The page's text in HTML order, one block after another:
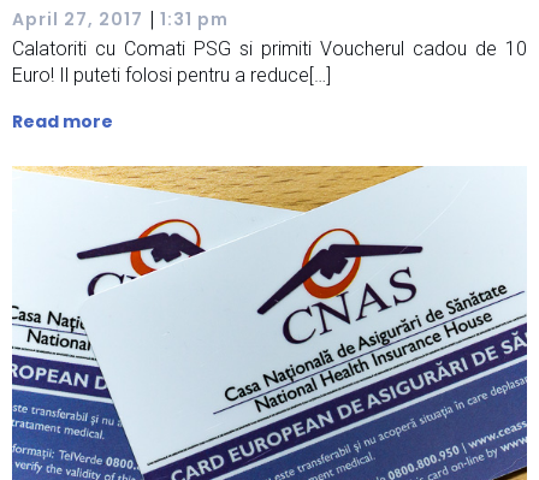
April 27, 2017 | 1:31 pm
Calatoriti cu Comati PSG si primiti Voucherul cadou de 10
Euro! Il puteti folosi pentru a reduce[…]
Read more